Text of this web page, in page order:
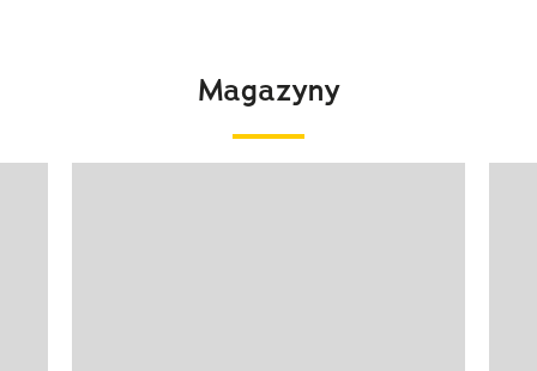
Magazyny